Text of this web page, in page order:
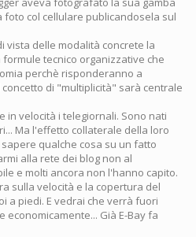
col cellulare publicandosela sul
vista delle modalità concrete la
tecnico organizzative che
perchè risponderanno a
di "multiplicità" sarà centrale
in velocità i telegiornali. Sono nati
Ma l'effetto collaterale della loro
qualche cosa su un fatto
alla rete dei blog non al
e molti ancora non l'hanno capito.
sulla velocità e la copertura del
a piedi. E vedrai che verrà fuori
Già E-Bay fa